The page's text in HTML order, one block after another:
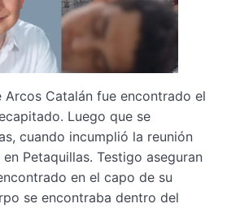
Arcos Catalán fue encontrado el
Luego que se
cuando incumplió la reunión
Petaquillas. Testigo aseguran
en el capo de su
se encontraba dentro del